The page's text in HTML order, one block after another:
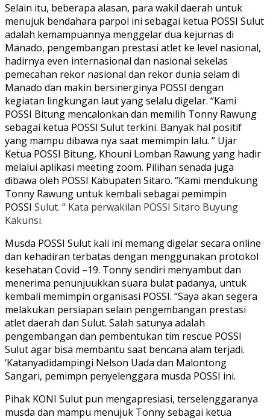
Selain itu, beberapa alasan, para wakil daerah untuk
menujuk bendahara parpol ini sebagai ketua POSSI Sulut
adalah kemampuannya menggelar dua kejurnas di
Manado, pengembangan prestasi atlet ke level nasional,
hadirnya even internasional dan nasional sekelas
pemecahan rekor nasional dan rekor dunia selam di
Manado dan makin bersinerginya POSSI dengan
kegiatan lingkungan laut yang selalu digelar. “Kami
POSSI Bitung mencalonkan dan memilih Tonny Rawung
sebagai ketua POSSI Sulut terkini. Banyak hal positif
yang mampu dibawa nya saat memimpin lalu. ” Ujar
Ketua POSSI Bitung, Khouni Lomban Rawung yang hadir
melalui aplikasi meeting zoom. Pilihan senada juga
dibawa oleh POSSI Kabupaten Sitaro. “Kami mendukung
Tonny Rawung untuk kembali sebagai pemimpin
POSSI Sulut. ” Kata perwakilan POSSI Sitaro Buyung
Kakunsi.
Musda POSSI Sulut kali ini memang digelar secara online
dan kehadiran terbatas dengan menggunakan protokol
kesehatan Covid –19. Tonny sendiri menyambut dan
menerima penunjuukkan suara bulat padanya, untuk
kembali memimpin organisasi POSSI. “Saya akan segera
melakukan persiapan selain pengembangan prestasi
atlet daerah dan Sulut. Salah satunya adalah
pengembangan dan pembentukan tim rescue POSSI
Sulut agar bisa membantu saat bencana alam terjadi.
‘Katanyadidampingi Nelson Uada dan Malontong
Sangari, pemimpn penyelenggara musda POSSI ini.
Pihak KONI Sulut pun mengapresiasi, terselenggaranya
musda dan mampu menujuk Tonny sebagai ketua